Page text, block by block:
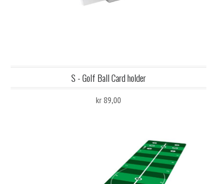
S - Golf Ball Card holder
kr 89,00